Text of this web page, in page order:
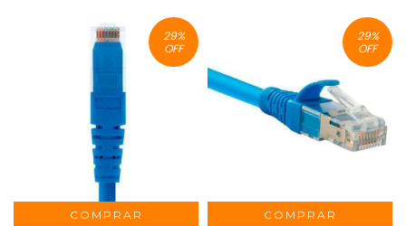
29%
OFF
29%
OFF